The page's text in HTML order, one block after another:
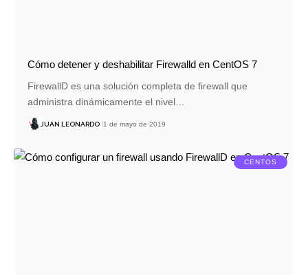
Cómo detener y deshabilitar Firewalld en CentOS 7
FirewallD es una solución completa de firewall que
administra dinámicamente el nivel…
JUAN LEONARDO 1 de mayo de 2019
CENTOS